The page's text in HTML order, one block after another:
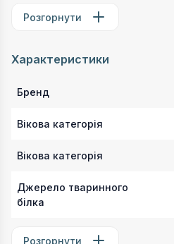
Розгорнути
Характеристики
Бренд
Вікова категорія
Вікова категорія
Джерело тваринного
білка
Розгорнути